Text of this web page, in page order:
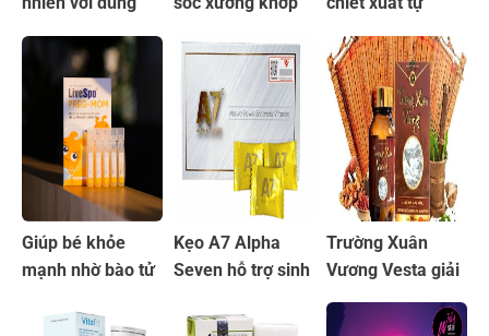
sung Canxi
Sure Canxi
tiêu hóa an toàn
Giúp bé khỏe
mạnh nhờ bào tử
PREG-MOM
Kẹo A7 Alpha
Seven hỗ trợ sinh
từ tự nhiên
Trường Xuân
Vương Vesta giải
pháp tăng cường
sinh lý nam